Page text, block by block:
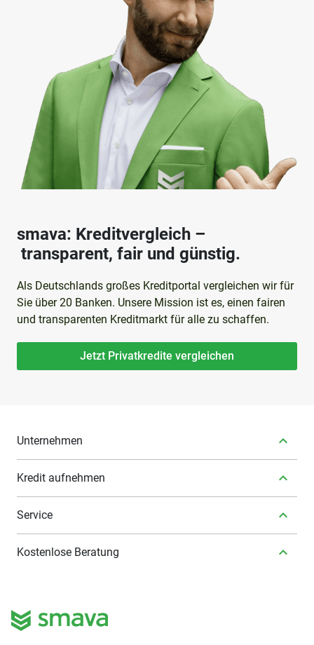
smava: Kreditvergleich –
transparent, fair und günstig.
Als Deutschlands großes Kreditportal vergleichen wir für
Sie über 20 Banken. Unsere Mission ist es, einen fairen
und transparenten Kreditmarkt für alle zu schaffen.
Jetzt Privatkredite vergleichen
Unternehmen
Kredit aufnehmen
Service
Kostenlose Beratung